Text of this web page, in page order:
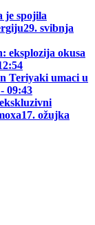
je spojila
29. svibnja
eksplozija okusa
Teriyaki umaci u
09:43
17. ožujka